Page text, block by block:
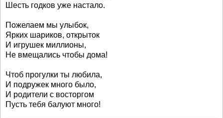
Шесть годков уже настало.
Пожелаем мы улыбок,
Ярких шариков, открыток
И игрушек миллионы,
Не вмещались чтобы дома!
Чтоб прогулки ты любила,
И подружек много было,
И родители с восторгом
Пусть тебя балуют много!